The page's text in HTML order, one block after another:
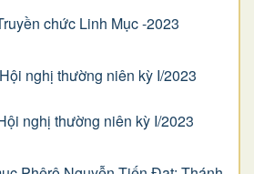
chức Linh Mục -2023
nghị thường niên kỳ I/2023
nghị thường niên kỳ I/2023